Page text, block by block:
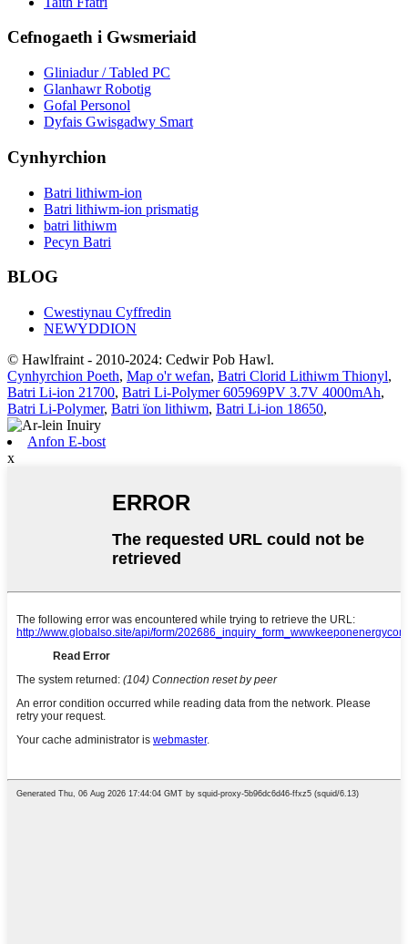
Cefnogaeth i Gwsmeriaid
Gliniadur / Tabled PC
Glanhawr Robotig
Gofal Personol
Dyfais Gwisgadwy Smart
Cynhyrchion
Batri lithiwm-ion
Batri lithiwm-ion prismatig
batri lithiwm
Pecyn Batri
BLOG
Cwestiynau Cyffredin
NEWYDDION
© Hawlfraint - 2010-2024: Cedwir Pob Hawl.
Cynhyrchion Poeth, Map o'r wefan, Batri Clorid Lithiwm Thionyl,
Batri Li-ion 21700, Batri Li-Polymer 605969PV 3.7V 4000mAh,
Batri Li-Polymer, Batri ïon lithiwm, Batri Li-ion 18650,
Anfon E-bost
x